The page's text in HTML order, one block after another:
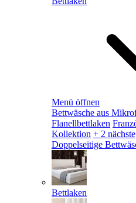
Menü öffnen
Bettwäsche aus
Flanellbettlaken
Kollektion + 2 nächste
Doppelseitige
Bettlaken